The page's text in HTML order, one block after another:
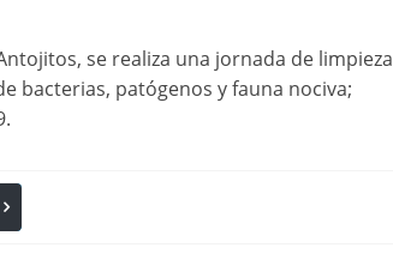
se realiza una jornada de limpieza
bacterias, patógenos y fauna nociva;